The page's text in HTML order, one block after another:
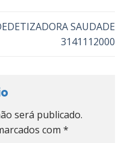
SAUDADE
3141112000
será publicado.
com *